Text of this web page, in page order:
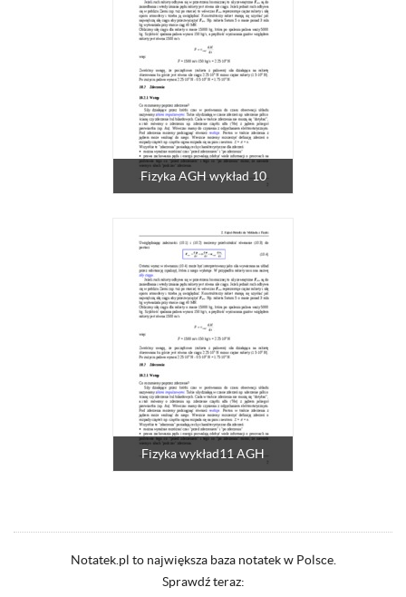
Fizyka AGH wykład 10
Fizyka wykład11 AGH
Notatek.pl to największa baza notatek w Polsce.
Sprawdź teraz: